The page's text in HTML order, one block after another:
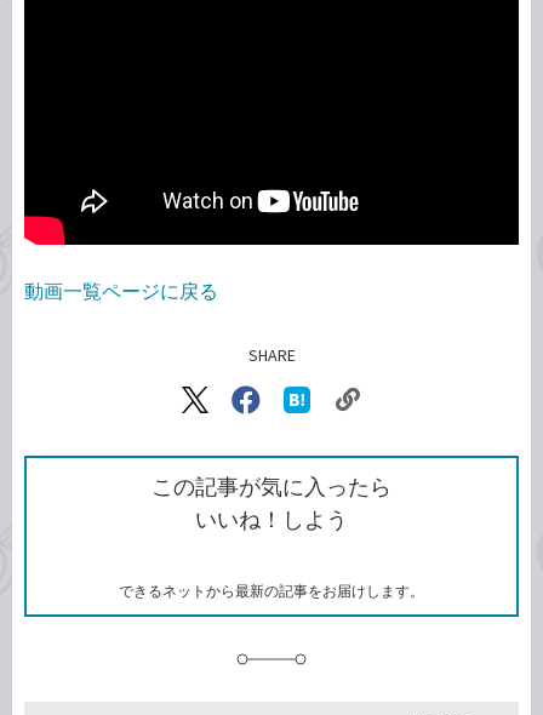
動画一覧ページに戻る
SHARE
X（旧
で
シ
ェ
ア
Facebook
シ
ェ
ア
な
ブ
ッ
ク
ク
ク
を
コ
この記事が気に入ったら
いいね！しよう
できるネットから最新の記事をお届けします。